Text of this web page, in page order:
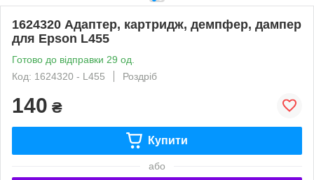
1624320 Адаптер, картридж, демпфер, дампер
для Epson L455
Готово до відправки 29 од.
Код: 1624320 - L455
Роздріб
140 ₴
Купити
або